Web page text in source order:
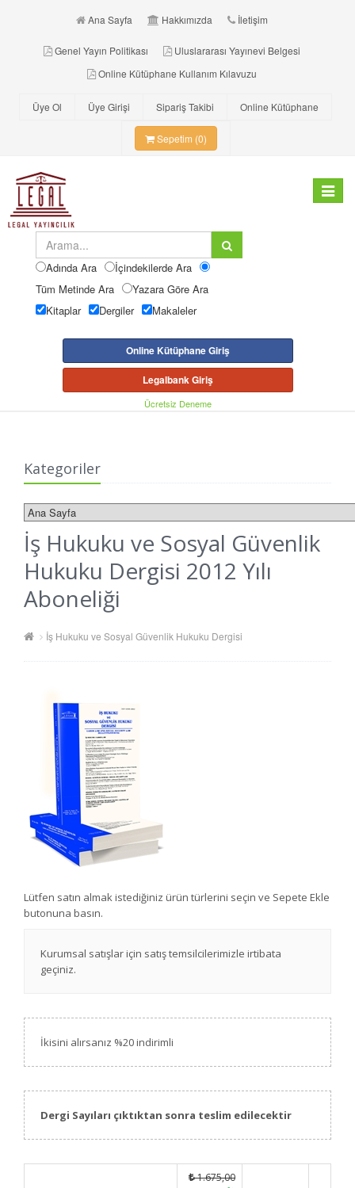
Ana Sayfa Hakkımızda İletişim
Genel Yayın Politikası
Uluslararası Yayınevi Belgesi
Online Kütüphane Kullanım Kılavuzu
Üye Ol Üye Girişi Sipariş Takibi Online Kütüphane
Sepetim (0)
Toggle
Adında Ara
İçindekilerde Ara
Tüm Metinde Ara
Yazara Göre Ara
Kitaplar
Dergiler Makaleler
Online Kütüphane Giriş
Legalbank Giriş
Ücretsiz Deneme
Kategoriler
İş Hukuku ve Sosyal Güvenlik
Hukuku Dergisi 2012 Yılı
Aboneliği
İş Hukuku ve Sosyal Güvenlik Hukuku Dergisi
Lütfen satın almak istediğiniz ürün türlerini seçin ve Sepete Ekle
butonuna basın.
Kurumsal satışlar için satış temsilcilerimizle irtibata
geçiniz.
İkisini alırsanız %20 indirimli
Dergi Sayıları çıktıktan sonra teslim edilecektir
1.675,00